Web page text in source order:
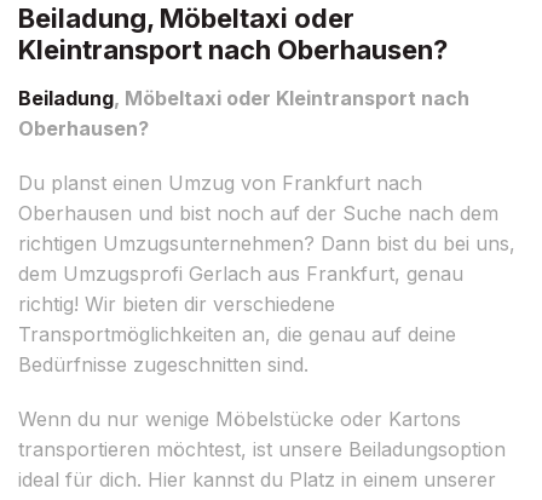
Beiladung, Möbeltaxi oder
Kleintransport nach Oberhausen?
Beiladung, Möbeltaxi oder Kleintransport nach
Oberhausen?
Du planst einen Umzug von Frankfurt nach
Oberhausen und bist noch auf der Suche nach dem
richtigen Umzugsunternehmen? Dann bist du bei uns,
dem Umzugsprofi Gerlach aus Frankfurt, genau
richtig! Wir bieten dir verschiedene
Transportmöglichkeiten an, die genau auf deine
Bedürfnisse zugeschnitten sind.
Wenn du nur wenige Möbelstücke oder Kartons
transportieren möchtest, ist unsere Beiladungsoption
ideal für dich. Hier kannst du Platz in einem unserer